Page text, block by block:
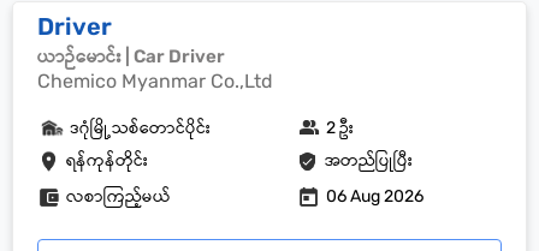
Driver
ယာဉ်မောင်း | Car Driver
Chemico Myanmar Co.,Ltd
ရန်ကုန်တိုင်း အတည်ပြုပြီး
ဒဂုံမြို့သစ်တောင်ပိုင်း 2 ဦး
လစာကြည့်မယ် 06 Aug 2026